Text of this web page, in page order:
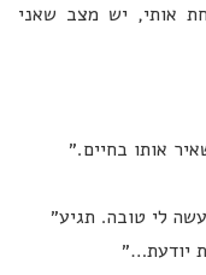
אותי, יש מצב שאני
אותו בחיים.״
לי טובה. תגיע״
יודעת…״